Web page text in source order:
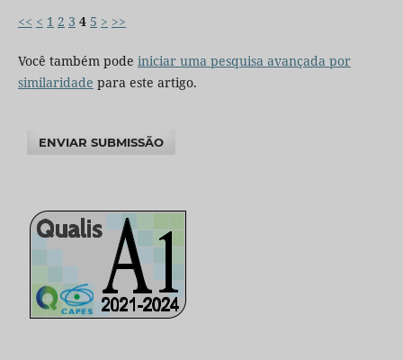
<< < 1 2 3 4 5 > >>
Você também pode iniciar uma pesquisa avançada por
similaridade para este artigo.
ENVIAR SUBMISSÃO